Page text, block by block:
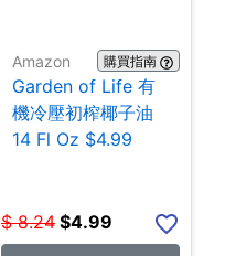
Amazon 購買指南
Garden of Life 有
機冷壓初榨椰子油
14 Fl Oz $4.99
$ 8.24 $4.99